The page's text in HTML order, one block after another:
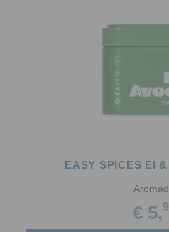
EASY SPICES EI
€ 5,